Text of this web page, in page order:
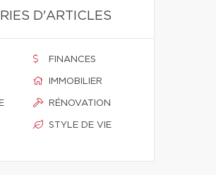
D'ARTICLES
FINANCES
IMMOBILIER
RÉNOVATION
STYLE DE VIE